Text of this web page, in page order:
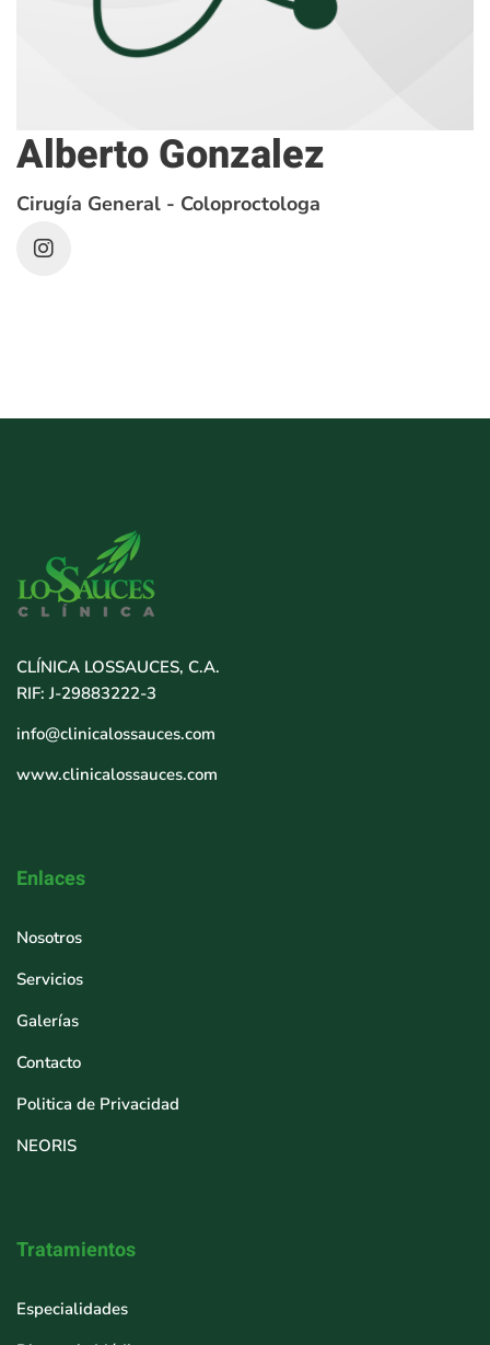
Alberto Gonzalez
Cirugía General - Coloproctologa
CLÍNICA LOSSAUCES, C.A.
RIF: J-29883222-3
info@clinicalossauces.com
www.clinicalossauces.com
Enlaces
Nosotros
Servicios
Galerías
Contacto
Politica de Privacidad
NEORIS
Tratamientos
Especialidades